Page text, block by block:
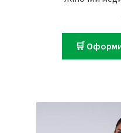
🛒